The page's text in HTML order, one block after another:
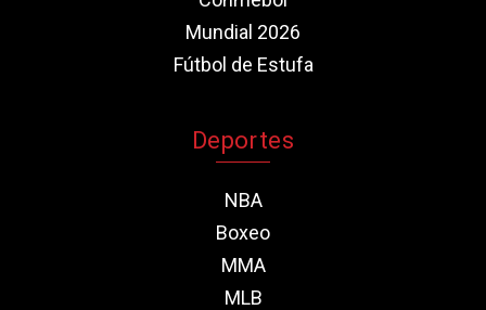
Mundial 2026
Fútbol de Estufa
Deportes
NBA
Boxeo
MMA
MLB